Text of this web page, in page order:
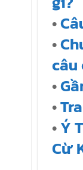
•
•
câu
•
•
•Ý
Cừ